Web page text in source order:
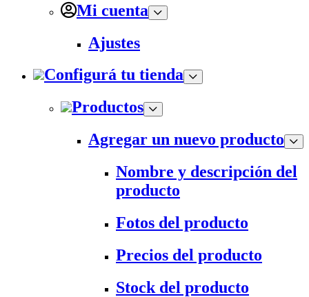
Mi cuenta
Ajustes
Configurá tu tienda
Productos
Agregar un nuevo producto
Nombre y descripción del
producto
Fotos del producto
Precios del producto
Stock del producto